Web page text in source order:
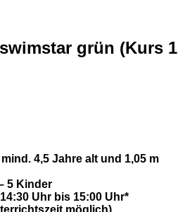
grün (Kurs 1
4,5 Jahre alt und 1,05 m
5 Kinder
Uhr bis 15:00 Uhr*
möglich)